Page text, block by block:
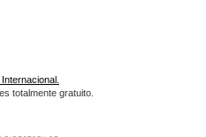
totalmente gratuito.